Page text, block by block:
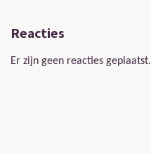
Reacties
Er zijn geen reacties geplaatst.